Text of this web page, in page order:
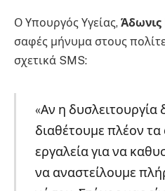
Ο Υπουργός Υγείας, Άδωνις
σαφές μήνυμα στους
σχετικά SMS:
«Αν η δυσλειτουργία
διαθέτουμε πλέον
εργαλεία για να
να αναστείλουμε